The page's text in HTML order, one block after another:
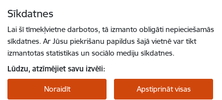
Sīkdatnes
Lai šī tīmekļvietne darbotos, tā izmanto obligāti nepieciešamās
sīkdatnes. Ar Jūsu piekrišanu papildus šajā vietnē var tikt
izmantotas statistikas un sociālo mediju sīkdatnes.
Lūdzu, atzīmējiet savu izvēli:
Noraidīt Apstiprināt visas